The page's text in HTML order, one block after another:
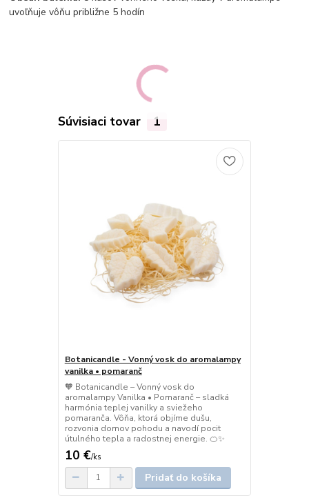
uvoľňuje vôňu približne 5 hodín
Súvisiaci tovar 1
Botanicandle - Vonný vosk do aromalampy
vanilka • pomaranč
🧡 Botanicandle – Vonný vosk do
aromalampy Vanilka • Pomaranč – sladká
harmónia teplej vanilky a sviežeho
pomaranča. Vôňa, ktorá objíme dušu,
rozvonia domov pohodu a navodí pocit
útulného tepla a radostnej energie. 🍊✨
10 €/ks
Pridať do košíka